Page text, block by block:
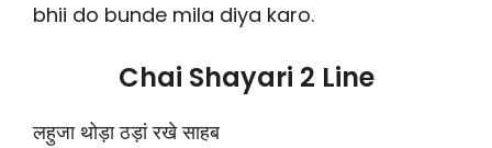
bhii do bunde mila diya karo.
Chai Shayari 2 Line
लहुजा थोड़ा ठड़ां रखे साहब